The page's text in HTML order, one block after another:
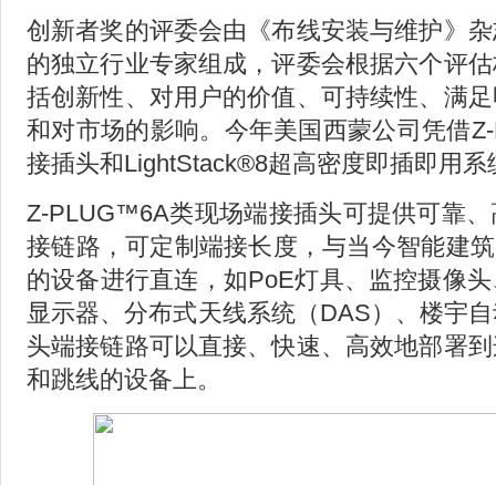
创新者奖的评委会由《布线安装与维护》
的独立行业专家组成，评委会根据六个评
括创新性、对用户的价值、可持续性、满
和对市场的影响。今年美国西蒙公司凭借
接插头和LightStack®8超高密度即插即用
Z-PLUG™6A类现场端接插头可提供可靠
接链路，可定制端接长度，与当今智能建
的设备进行直连，如PoE灯具、监控摄像
显示器、分布式天线系统（DAS）、楼宇
头端接链路可以直接、快速、高效地部署
和跳线的设备上。